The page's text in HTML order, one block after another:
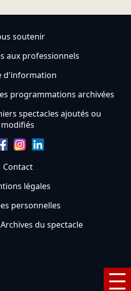
soutenir
aux professionnels
d'information
programmations archivées
spectacles ajoutés ou
modifiés
Contact
légales
personnelles
du spectacle